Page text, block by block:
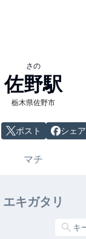
さの
佐野駅
栃木県佐野市
ポスト シェア
マチ
エキガタリ